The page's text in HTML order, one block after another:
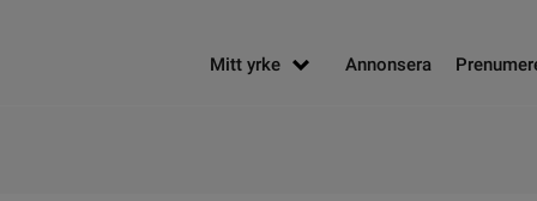
Mitt yrke Annonsera